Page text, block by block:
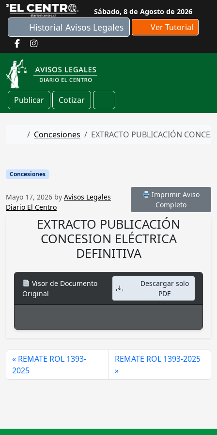
Skip to content
Sábado, 8 de Agosto de 2026
Historial Avisos Legales Ver Tutorial
Publicar Cotizar
Cart
Home
Concesiones EXTRACTO PUBLICACIÓN
Concesiones
Mayo 17, 2026 by Avisos Legales
Diario El Centro
Imprimir Aviso
Completo
EXTRACTO PUBLICACIÓN
CONCESION ELÉCTRICA
DEFINITIVA
Visor de Documento
Original
Descargar solo
PDF
REMATE ROL 1393-
2025
REMATE ROL 1393-2025